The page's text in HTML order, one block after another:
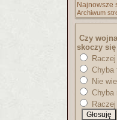
Najnowsze
Archiwum
Czy
skoczy się
Chyba
Nie
Chyba